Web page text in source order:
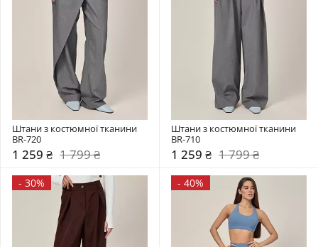
Штани з костюмної тканини
BR-720
1 259 ₴ 1 799 ₴
Штани з костюмної тканини
BR-710
1 259 ₴ 1 799 ₴
- 30% - 40%